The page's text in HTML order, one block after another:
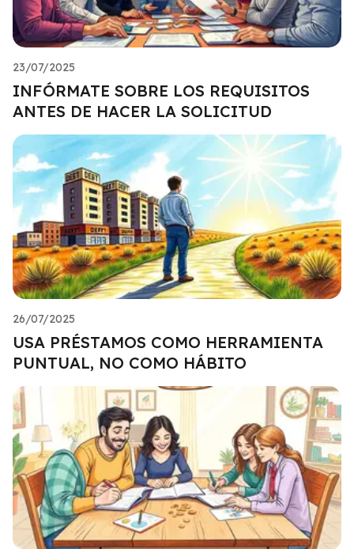
23/07/2025
INFÓRMATE SOBRE LOS REQUISITOS
ANTES DE HACER LA SOLICITUD
26/07/2025
USA PRÉSTAMOS COMO HERRAMIENTA
PUNTUAL, NO COMO HÁBITO